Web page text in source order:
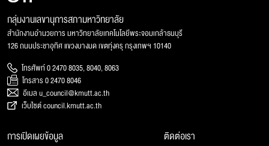
กลุ่มงานเลขานุการสภามหาวิทยาลัย
สำนักงานอำนวยการ มหาวิทยาลัยเทคโนโลยีพระจอมเกล้าธนบุรี
126 ถนนประชาอุทิศ แขวงบางมด เขตทุ่งครุ กรุงเทพฯ 10140
โทรศัพท์ 0 2470 8035, 8040, 8063
โทรสาร 0 2470 8046
อีเมล u_council@kmutt.ac.th
เว็บไซต์ council.kmutt.ac.th
การเปิดเผยข้อมูล ติดต่อเรา